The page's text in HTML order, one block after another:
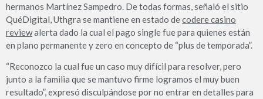
hermanos Martínez Sampedro. De todas formas, señaló el sitio
QuéDigital, Uthgra se mantiene en estado decodere casino
reviewalerta dado la cual el pago single fue para quienes están
en plano permanente y zero en concepto de “plus de temporada”.
“Reconozco la cual fue un caso muy difícil para resolver, pero
junto a la familia que se mantuvo firme logramos el muy buen
resultado”, expresó disculpándose por no entrar en detalles para